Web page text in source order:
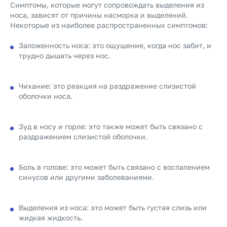
Симптомы, которые могут сопровождать выделения из
носа, зависят от причины насморка и выделений.
Некоторые из наиболее распространенных симптомов:
Заложенность носа: это ощущение, когда нос забит, и
трудно дышать через нос.
Чихание: это реакция на раздражение слизистой
оболочки носа.
Зуд в носу и горле: это также может быть связано с
раздражением слизистой оболочки.
Боль в голове: это может быть связано с воспалением
синусов или другими заболеваниями.
Выделения из носа: это может быть густая слизь или
жидкая жидкость.